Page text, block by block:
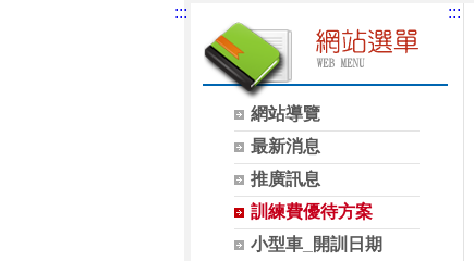
:::
網站導覽
最新消息
推廣訊息
訓練費優待方案
小型車_開訓日期
:::